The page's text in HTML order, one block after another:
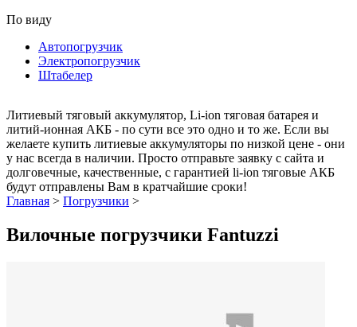
По виду
Автопогрузчик
Электропогрузчик
Штабелер
Литиевый тяговый аккумулятор, Li-ion тяговая батарея и
литий-ионная АКБ - по сути все это одно и то же. Если вы
желаете купить литиевые аккумуляторы по низкой цене - они
у нас всегда в наличии. Просто отправьте заявку с сайта и
долговечные, качественные, с гарантией li-ion тяговые АКБ
будут отправлены Вам в кратчайшие сроки!
Главная > Погрузчики >
Вилочные погрузчики Fantuzzi